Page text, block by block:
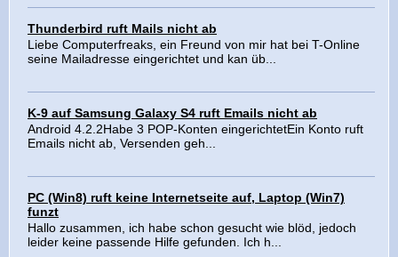
Thunderbird ruft Mails nicht ab
Liebe Computerfreaks, ein Freund von mir hat bei T-Online
seine Mailadresse eingerichtet und kan üb...
K-9 auf Samsung Galaxy S4 ruft Emails nicht ab
Android 4.2.2Habe 3 POP-Konten eingerichtetEin Konto ruft
Emails nicht ab, Versenden geh...
PC (Win8) ruft keine Internetseite auf, Laptop (Win7)
funzt
Hallo zusammen, ich habe schon gesucht wie blöd, jedoch
leider keine passende Hilfe gefunden. Ich h...